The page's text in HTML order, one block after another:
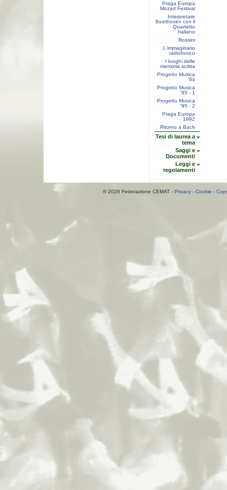
Praga Europa
Mozart Festival
Interpretare
Beethoven con il
Quartetto
Italiano
Rossini
L'immaginario
radiofonico
I luoghi delle
memoria scritta
Progetto Musica
'94
Progetto Musica
'95 - 1
Progetto Musica
'95 - 2
Praga Europa
1992
Ritorno a Bach
Tesi di laurea a
tema
Saggi e
Documenti
Leggi e
regolamenti
© 2026 Federazione CEMAT - Privacy - Cookie -